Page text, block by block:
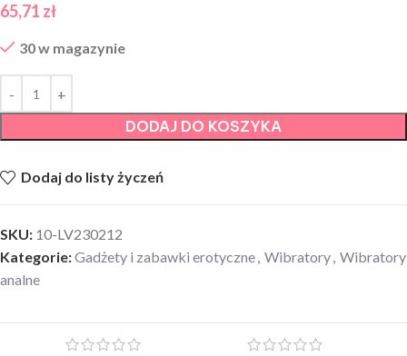
65,71 zł
30 w magazynie
DODAJ DO KOSZYKA
Dodaj do listy życzeń
SKU: 10-LV230212
Kategorie:Gadżety i zabawki erotyczne, Wibratory, Wibratory
analne